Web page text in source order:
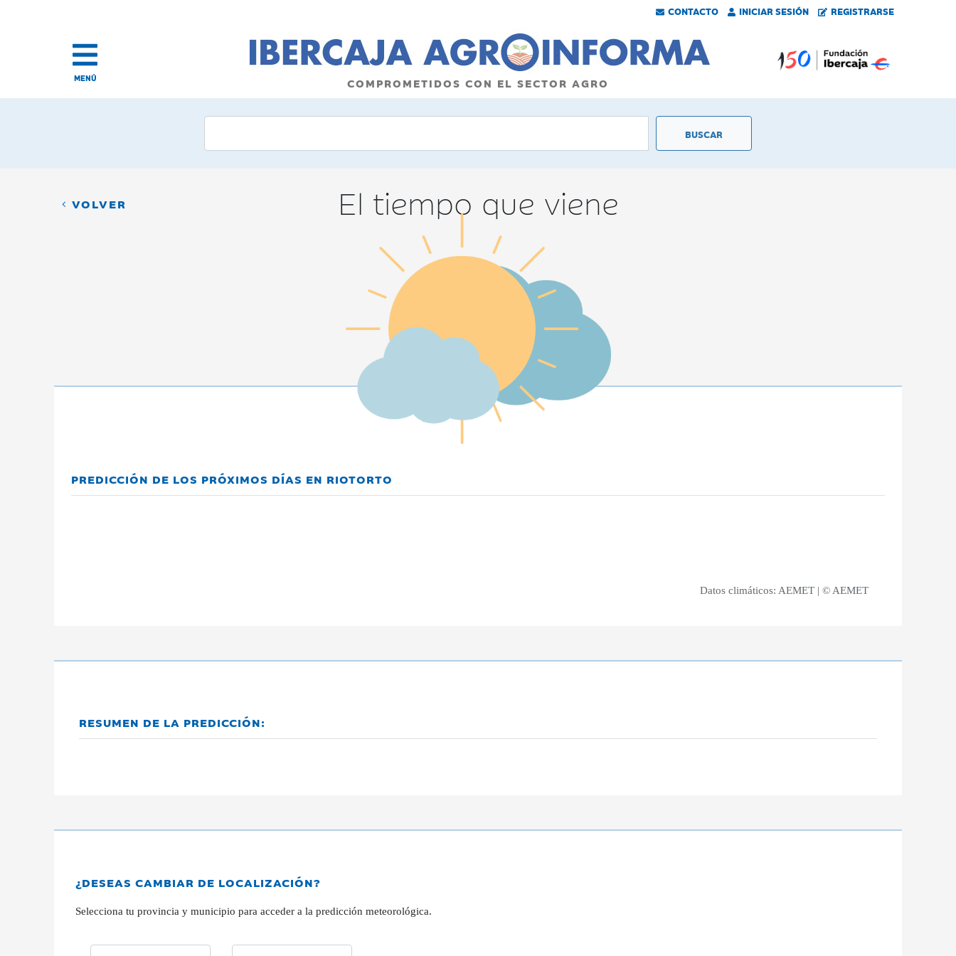
CONTACTO INICIAR SESIÓN REGISTRARSE
MENÚ COMPROMETIDOS CON EL SECTOR AGRO
VOLVER El tiempo que viene
PREDICCIÓN DE LOS PRÓXIMOS DÍAS EN RIOTORTO
Datos climáticos: AEMET | © AEMET
RESUMEN DE LA PREDICCIÓN:
¿DESEAS CAMBIAR DE LOCALIZACIÓN?
Selecciona tu provincia y municipio para acceder a la predicción meteorológica.